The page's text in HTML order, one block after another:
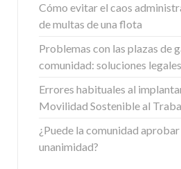
Cómo evitar el caos
de multas de una flota
Problemas con las plazas de
comunidad: soluciones legales
Errores habituales al
Movilidad Sostenible al
¿Puede la comunidad
unanimidad?